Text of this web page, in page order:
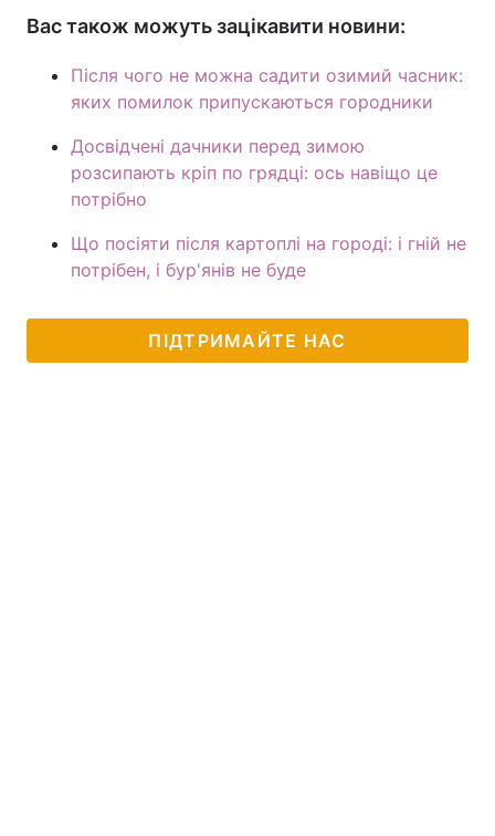
Вас також можуть зацікавити новини:
Після чого не можна садити озимий часник:
яких помилок припускаються городники
Досвідчені дачники перед зимою
розсипають кріп по грядці: ось навіщо це
потрібно
Що посіяти після картоплі на городі: і гній не
потрібен, і бур'янів не буде
ПІДТРИМАЙТЕ НАС